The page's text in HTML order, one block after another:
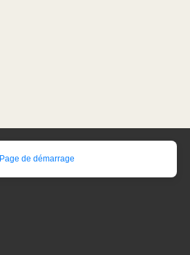
Page de démarrage